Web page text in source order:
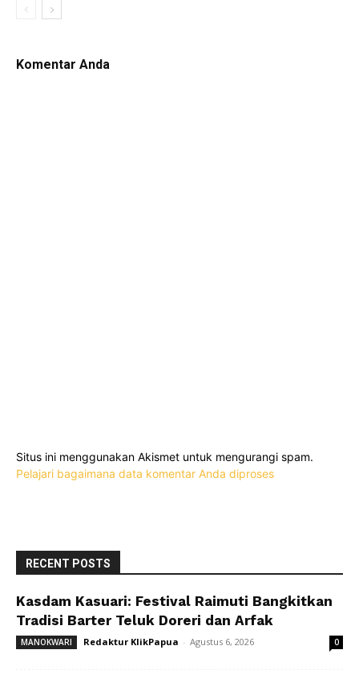
Komentar Anda
Situs ini menggunakan Akismet untuk mengurangi spam.
Pelajari bagaimana data komentar Anda diproses
RECENT POSTS
Kasdam Kasuari: Festival Raimuti Bangkitkan
Tradisi Barter Teluk Doreri dan Arfak
MANOKWARI Redaktur KlikPapua - Agustus 6, 2026 0